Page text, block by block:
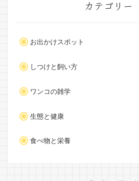
カテゴリー
お出かけスポット
しつけと飼い方
ワンコの雑学
生態と健康
食べ物と栄養